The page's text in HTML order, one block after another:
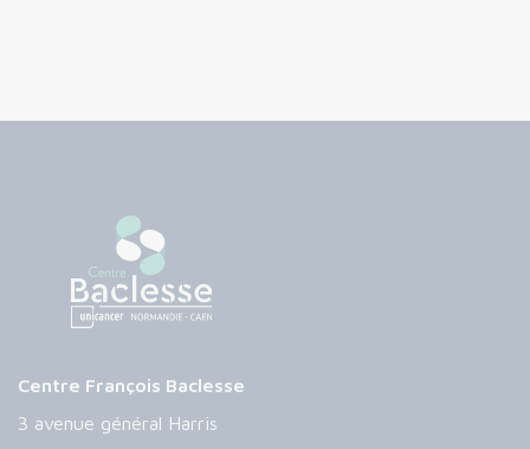
Centre François Baclesse
3 avenue général Harris